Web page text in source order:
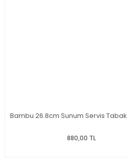
Bambu 26.8cm Sunum Servis
880,00 TL